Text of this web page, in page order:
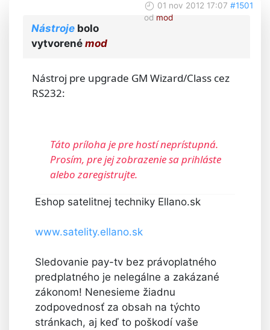
01 nov 2012 17:07 #1501
od mod
Nástroje bolo
vytvorenémod
Nástroj pre upgrade GM Wizard/Class cez
RS232:
Táto príloha je pre hostí neprístupná.
Prosím, pre jej zobrazenie sa prihláste
alebo zaregistrujte.
Eshop satelitnej techniky Ellano.sk
www.satelity.ellano.sk
Sledovanie pay-tv bez právoplatného
predplatného je nelegálne a zakázané
zákonom! Nenesieme žiadnu
zodpovednosť za obsah na týchto
stránkach, aj keď to poškodí vaše